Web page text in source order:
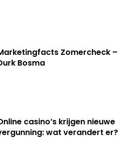
Zomercheck –
Bosma
casino’s krijgen nieuwe
wat verandert er?